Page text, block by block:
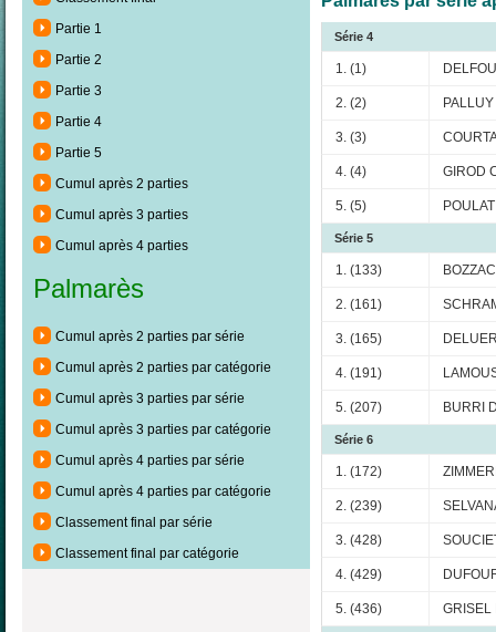
Partie 1
Partie 2
Partie 3
Partie 4
Partie 5
Cumul après 2 parties
Cumul après 3 parties
Cumul après 4 parties
Palmarès
Cumul après 2 parties par série
Cumul après 2 parties par catégorie
Cumul après 3 parties par série
Cumul après 3 parties par catégorie
Cumul après 4 parties par série
Cumul après 4 parties par catégorie
Classement final par série
Classement final par catégorie
Série 4
1. (1)
2. (2)
3. (3)
4. (4) GIROD
5. (5)
Série 5
1. (133)
2. (161)
3. (165)
4. (191)
5. (207) BURRI
Série 6
1. (172)
2. (239)
3. (428)
4. (429)
5. (436) GRISEL